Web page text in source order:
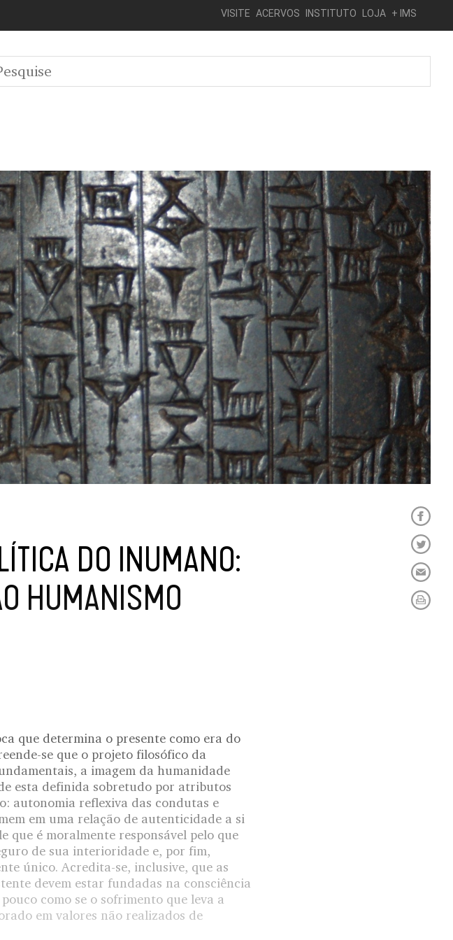
VISITE ACERVOS INSTITUTO LOJA + IMS
DO INUMANO:
HUMANISMO
que determina o presente como era do
se que o projeto filosófico da
a imagem da humanidade
esta definida sobretudo por atributos
autonomia reflexiva das condutas e
em uma relação de autenticidade a si
é moralmente responsável pelo que
de sua interioridade e, por fim,
único. Acredita-se, inclusive, que as
devem estar fundadas na consciência
como se o sofrimento que leva a
em valores não realizados de